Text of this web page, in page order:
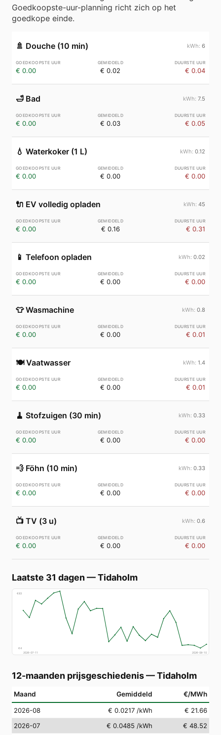
Goedkoopste-uur-planning richt zich op het
goedkope einde.
🚿 Douche (10 min) 6
€ 0.00 € 0.02 € 0.04
🛁 Bad 7.5
€ 0.00 € 0.03 € 0.05
💧 Waterkoker (1 L) 0.12
€ 0.00 € 0.00 € 0.00
🔌 EV volledig opladen 45
€ 0.00 € 0.16 € 0.31
📱 Telefoon opladen 0.02
€ 0.00 € 0.00 € 0.00
👕 Wasmachine 0.8
€ 0.00 € 0.00 € 0.01
🍽️ Vaatwasser 1.4
€ 0.00 € 0.00 € 0.01
🧹 Stofzuigen (30 min) 0.33
€ 0.00 € 0.00 € 0.00
💨 Föhn (10 min) 0.33
€ 0.00 € 0.00 € 0.00
📺 TV (3 u) 0.6
€ 0.00 € 0.00 € 0.00
Laatste 31 dagen —Tidaholm
€83
€4
2026-07-11
2026-08-10
12-maanden prijsgeschiedenis—Tidaholm
Maand Gemiddeld €/MWh
2026-08 € 0.0217 /kWh
€ 21.66
2026-07
€ 0.0485 /kWh
€ 48.52